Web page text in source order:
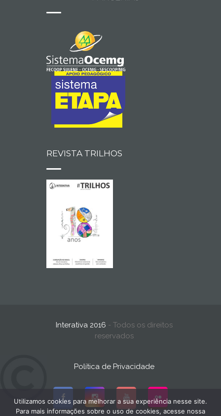
REVISTA TRILHOS
Interativa 2016 - Todos os direitos
reservados
Política de Privacidade
Utilizamos cookies para melhorar a sua experiência nesse site.
Para mais informações sobre o uso de cookies, acesse nossa